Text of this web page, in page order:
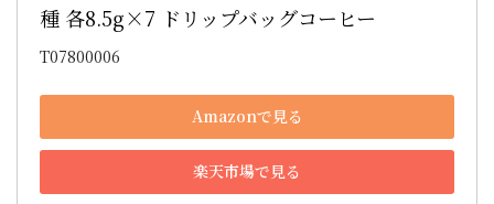
種 各8.5g×7 ドリップバッグコーヒー
T07800006
Amazonで見る
楽天市場で見る